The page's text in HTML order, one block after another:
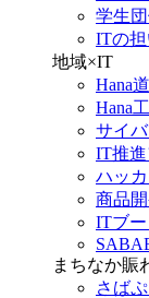
学生
ITの
地域×IT
Hana
Hana
サイ
IT推
ハッ
商品
ITブ
まちなか賑
さば